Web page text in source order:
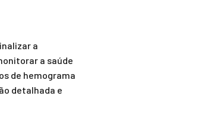
a
a saúde
de hemograma
detalhada e